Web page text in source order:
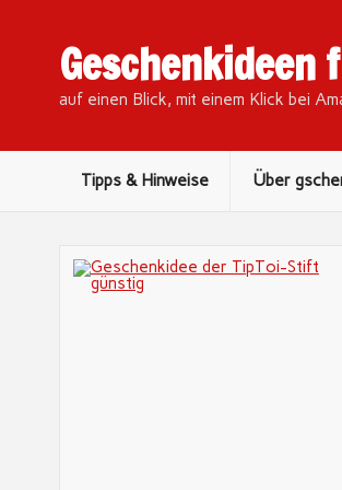
auf einen Blick, mit einem Klick bei
Tipps & Hinweise Über